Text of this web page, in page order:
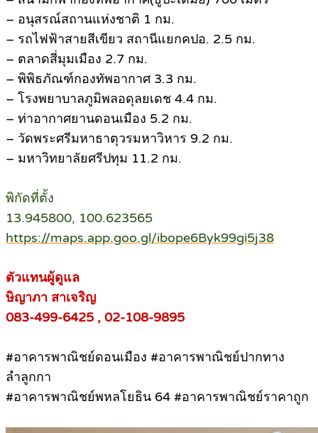
– อนุสรณ์สถานแห่งชาติ 1 กม.
– รถไฟฟ้าสายสีเขียว สถานีแยกคปอ. 2.5 กม.
– ตลาดสี่มุมเมือง 2.7 กม.
– พิพิธภัณฑ์กองทัพอากาศ 3.3 กม.
– โรงพยาบาลภูมิพลอดุลยเดช 4.4 กม.
– ท่าอากาศยานดอนเมือง 5.2 กม.
– วัดพระศรีมหาธาตุวรมหาวิหาร 9.2 กม.
– มหาวิทยาลัยศรีปทุม 11.2 กม.
พิกัดที่ตั้ง
13.945800, 100.623565
https://maps.app.goo.gl/ibope6Byk99gi5j38
ตัวแทนผู้ดูแล
ษิญาภา สาเจริญ
083-499-6425 , 02-108-9895
#อาคารพาณิชย์ดอนเมือง #อาคารพาณิชย์ปากทาง
ลำลูกกา
#อาคารพาณิชย์พหลโยธิน 64 #อาคารพาณิชย์ราคาถูก